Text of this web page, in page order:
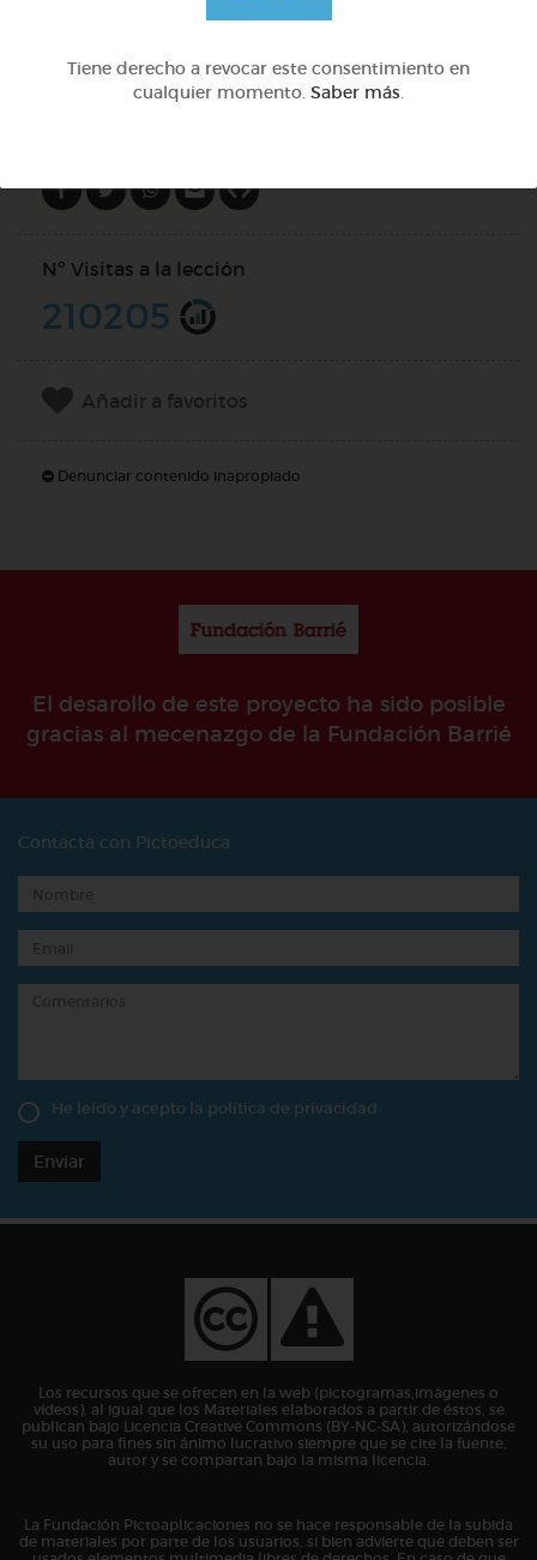
DOCS (3)
Nº Visitas a la lección
210205
Añadir a favoritos
Denunciar contenido inapropiado
El desarollo de este proyecto ha sido posible
gracias al mecenazgo de la Fundación Barrié
Contacta con Pictoeduca
He leído y acepto la política de privacidad
Enviar
Los recursos que se ofrecen en la web (pictogramas,imágenes o
vídeos), al igual que los Materiales elaborados a partir de éstos, se
publican bajo Licencia Creative Commons (BY-NC-SA), autorizándose
su uso para fines sin ánimo lucrativo siempre que se cite la fuente,
autor y se compartan bajo la misma licencia.
La Fundación Pictoaplicaciones no se hace responsable de la subida
de materiales por parte de los usuarios, si bien advierte que deben ser
Tiene derecho a revocar este consentimiento en
cualquier momento. Saber más.